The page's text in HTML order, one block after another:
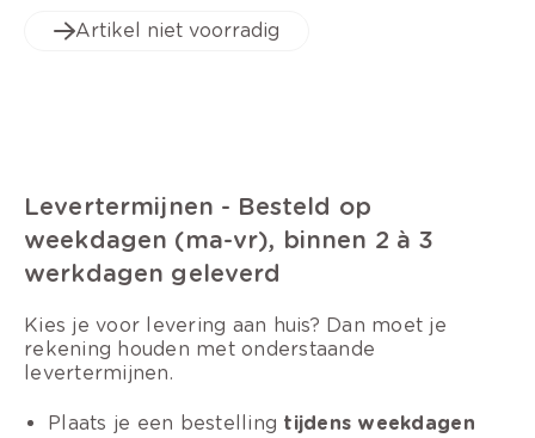
Artikel niet voorradig
Levertermijnen - Besteld op
weekdagen (ma-vr), binnen 2 à 3
werkdagen geleverd
Kies je voor levering aan huis? Dan moet je
rekening houden met onderstaande
levertermijnen.
Plaats je een bestelling tijdens weekdagen